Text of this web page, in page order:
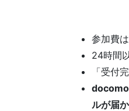
参加費
24時間
「受付
ルが届